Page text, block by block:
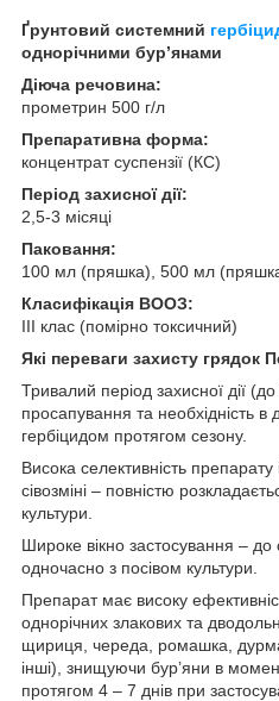
Ґрунтовий системний
однорічними бур’янами
Діюча речовина:
прометрин 500 г/л
Препаративна форма:
концентрат суспензії (КС)
Період захисної дії:
2,5-3 місяці
Паковання:
100 мл (пряшка), 500 мл
Класифікація ВООЗ:
III клас (помірно токсичний)
Які переваги захисту грядок
Тривалий період захисної дії
просапування та необхідність в
гербіцидом протягом сезону.
Висока селективність
сівозміні – повністю
культури.
Широке вікно застосування – до
одночасно з посівом культури.
Препарат має високу
однорічних злакових та
щириця, череда, ромашка,
інші), знищуючи бур’яни в
протягом 4 – 7 днів при